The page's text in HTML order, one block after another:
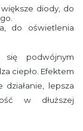
diody, do
do oświetlenia
się podwójnym
ciepło. Efektem
działanie, lepsza
w dłuższej